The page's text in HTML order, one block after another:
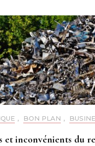
, BON PLAN ,
et inconvénients du